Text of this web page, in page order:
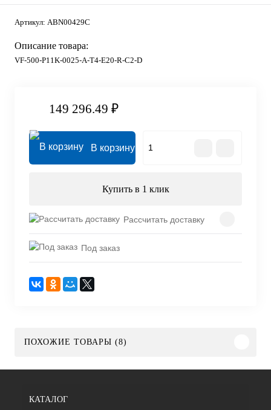
Артикул: ABN00429C
Описание товара:
VF-500-P11K-0025-A-T4-E20-R-C2-D
149 296.49 ₽
В корзину
Купить в 1 клик
Рассчитать доставку
Под заказ
ПОХОЖИЕ ТОВАРЫ (8)
КАТАЛОГ